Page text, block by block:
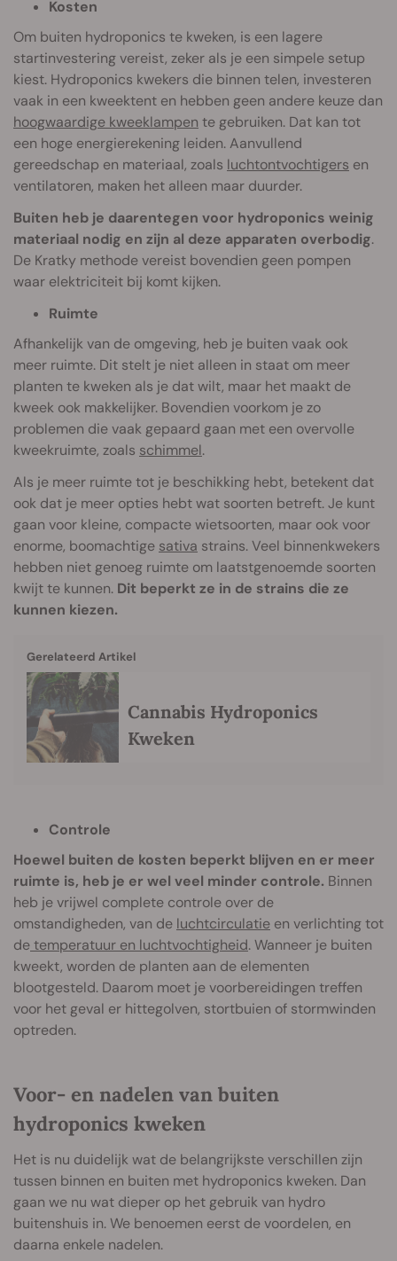
Kosten
Om buiten hydroponics te kweken, is een lagere
startinvestering vereist, zeker als je een simpele setup
kiest. Hydroponics kwekers die binnen telen, investeren
vaak in een kweektent en hebben geen andere keuze dan
hoogwaardige kweeklampen te gebruiken. Dat kan tot
een hoge energierekening leiden. Aanvullend
gereedschap en materiaal, zoals luchtontvochtigers en
ventilatoren, maken het alleen maar duurder.
Buiten heb je daarentegen voor hydroponics weinig
materiaal nodig en zijn al deze apparaten overbodig.
De Kratky methode vereist bovendien geen pompen
waar elektriciteit bij komt kijken.
Ruimte
Afhankelijk van de omgeving, heb je buiten vaak ook
meer ruimte. Dit stelt je niet alleen in staat om meer
planten te kweken als je dat wilt, maar het maakt de
kweek ook makkelijker. Bovendien voorkom je zo
problemen die vaak gepaard gaan met een overvolle
kweekruimte, zoals schimmel.
Als je meer ruimte tot je beschikking hebt, betekent dat
ook dat je meer opties hebt wat soorten betreft. Je kunt
gaan voor kleine, compacte wietsoorten, maar ook voor
enorme, boomachtige sativa strains. Veel binnenkwekers
hebben niet genoeg ruimte om laatstgenoemde soorten
kwijt te kunnen. Dit beperkt ze in de strains die ze
kunnen kiezen.
Gerelateerd Artikel
Cannabis Hydroponics
Kweken
Controle
Hoewel buiten de kosten beperkt blijven en er meer
ruimte is, heb je er wel veel minder controle. Binnen
heb je vrijwel complete controle over de
omstandigheden, van de luchtcirculatie en verlichting tot
detemperatuur en luchtvochtigheid. Wanneer je buiten
kweekt, worden de planten aan de elementen
blootgesteld. Daarom moet je voorbereidingen treffen
voor het geval er hittegolven, stortbuien of stormwinden
optreden.
Voor- en nadelen van buiten
hydroponics kweken
Het is nu duidelijk wat de belangrijkste verschillen zijn
tussen binnen en buiten met hydroponics kweken. Dan
gaan we nu wat dieper op het gebruik van hydro
buitenshuis in. We benoemen eerst de voordelen, en
daarna enkele nadelen.